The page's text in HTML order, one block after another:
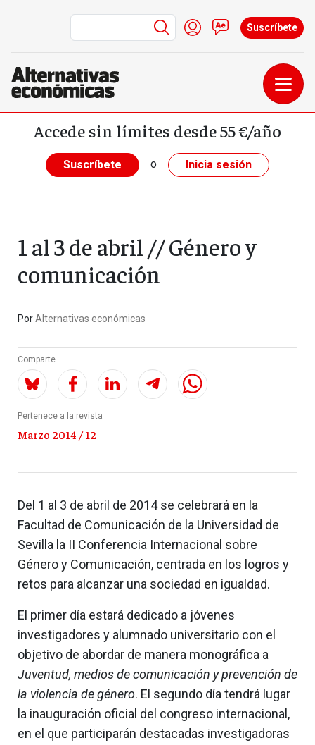
Pasar al contenido principal
Menú de cuenta de
Iniciar sesión
Contacto
Suscríbete
Accede sin límites desde 55 €/año
Suscríbete o Inicia sesión
1 al 3 de abril // Género y
comunicación
PorAlternativas económicas
Comparte
Pertenece a la revista
Marzo 2014 / 12
Del 1 al 3 de abril de 2014 se celebrará en la
Facultad de Comunicación de la Universidad de
Sevilla la II Conferencia Internacional sobre
Género y Comunicación, centrada en los logros y
retos para alcanzar una sociedad en igualdad.
El primer día estará dedicado a jóvenes
investigadores y alumnado universitario con el
objetivo de abordar de manera monográfica a
Juventud, medios de comunicación y prevención de
la violencia de género. El segundo día tendrá lugar
la inauguración oficial del congreso internacional,
en el que participarán destacadas investigadoras